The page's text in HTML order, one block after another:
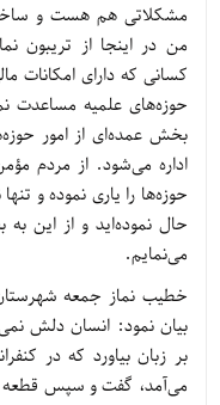
مشکلاتی هم هست و
من در اینجا از تریبون
کسانی که دارای امکانات
حوزه‌های علمیه مساعدت
بخش عمده‌ای از امور
اداره می‌شود. از مردم
حوزه‌ها را یاری نموده و
حال نموده‌اید و از این به
می‌نمایم.
خطیب نماز جمعه
بیان نمود: انسان دلش
بر زبان بیاورد که در
می‌آمد، گفت و سپس قطعه